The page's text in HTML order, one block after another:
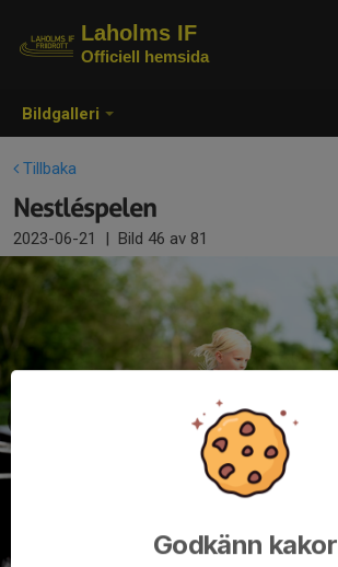
Bildgalleri
Laholms IF
Officiell hemsida
Tillbaka
Nestléspelen
2023-06-21 | Bild 46 av 81
Godkänn kakor